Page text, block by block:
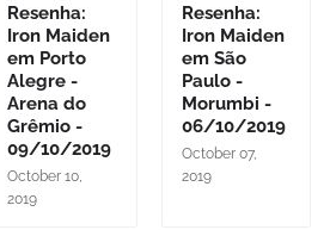
Resenha:
Iron Maiden
em Porto
Alegre -
Arena do
Grêmio -
09/10/2019
October 10,
2019
Resenha:
Iron Maiden
em São
Paulo -
Morumbi -
06/10/2019
October 07,
2019